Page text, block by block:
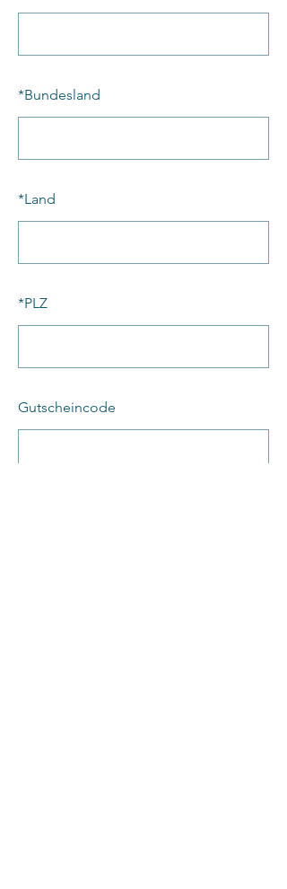
*Bundesland
*Land
*PLZ
Gutscheincode